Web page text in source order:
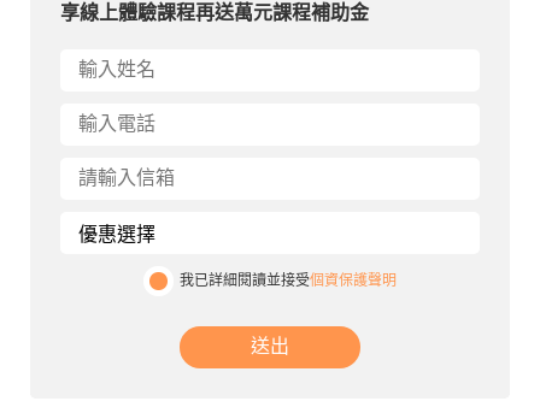
享線上體驗課程再送萬元課程補助金
我已詳細閱讀並接受個資保護聲明
送出